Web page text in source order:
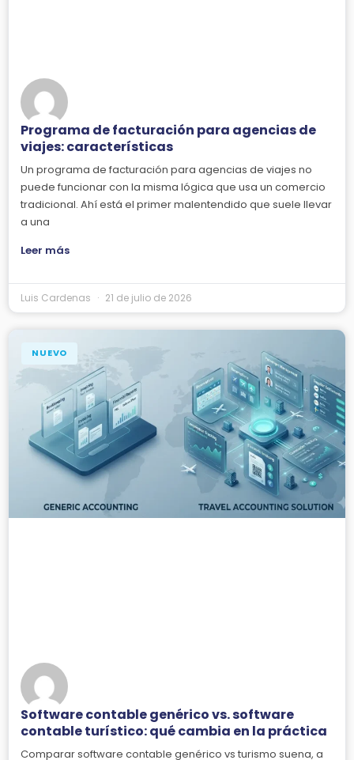
Programa de facturación para agencias de
viajes: características
Un programa de facturación para agencias de viajes no
puede funcionar con la misma lógica que usa un comercio
tradicional. Ahí está el primer malentendido que suele llevar
a una
Leer más
Luis Cardenas 21 de julio de 2026
NUEVO
Software contable genérico vs. software
contable turístico: qué cambia en la práctica
Comparar software contable genérico vs turismo suena, a